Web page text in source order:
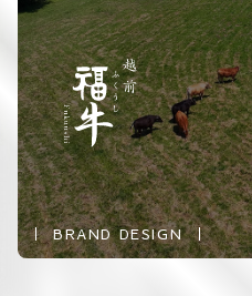
BRAND DESIGN